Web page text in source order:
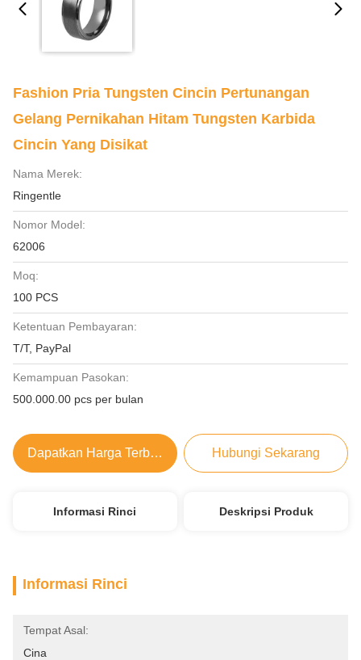
Fashion Pria Tungsten Cincin Pertunangan
Gelang Pernikahan Hitam Tungsten Karbida
Cincin Yang Disikat
Nama Merek:
Ringentle
Nomor Model:
62006
Moq:
100 PCS
Ketentuan Pembayaran:
T/T, PayPal
Kemampuan Pasokan:
500.000.00 pcs per bulan
Dapatkan Harga Terbaik Hubungi Sekarang
Informasi Rinci Deskripsi Produk
Informasi Rinci
Tempat Asal:
Cina